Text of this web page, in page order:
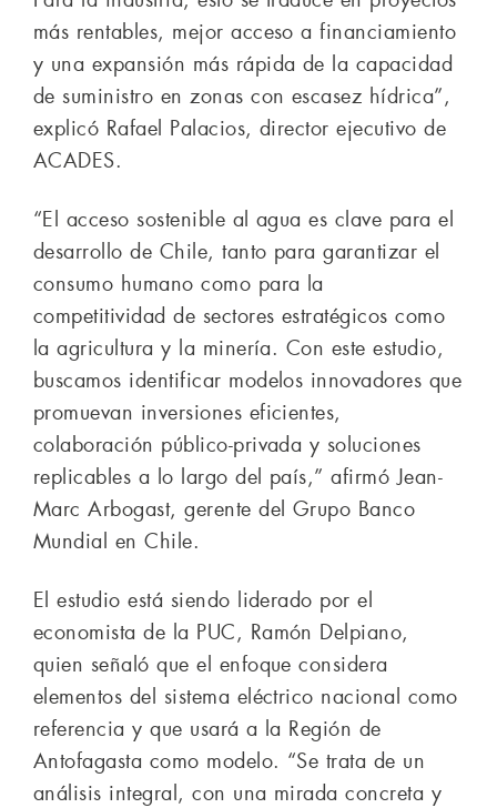
más rentables, mejor acceso a financiamiento
y una expansión más rápida de la capacidad
de suministro en zonas con escasez hídrica”,
explicó Rafael Palacios, director ejecutivo de
ACADES.
“El acceso sostenible al agua es clave para el
desarrollo de Chile, tanto para garantizar el
consumo humano como para la
competitividad de sectores estratégicos como
la agricultura y la minería. Con este estudio,
buscamos identificar modelos innovadores que
promuevan inversiones eficientes,
colaboración público-privada y soluciones
replicables a lo largo del país,” afirmó Jean-
Marc Arbogast, gerente del Grupo Banco
Mundial en Chile.
El estudio está siendo liderado por el
economista de la PUC, Ramón Delpiano,
quien señaló que el enfoque considera
elementos del sistema eléctrico nacional como
referencia y que usará a la Región de
Antofagasta como modelo. “Se trata de un
análisis integral, con una mirada concreta y